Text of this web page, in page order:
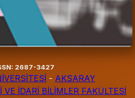
2687-3427
- AKSARAY
İDARİ BİLİMLER FAKÜLTESİ